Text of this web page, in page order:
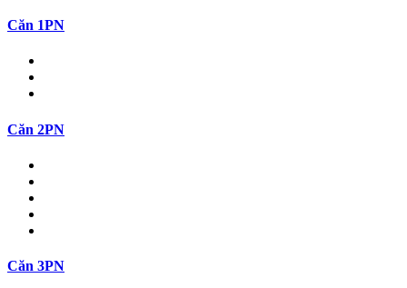
Căn 1PN
Căn 2PN
Căn 3PN